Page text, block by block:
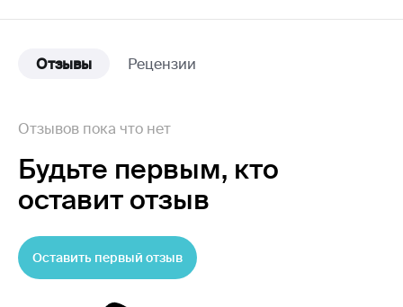
Отзывы Рецензии
Отзывов пока что нет
Будьте первым, кто
оставит отзыв
Оставить первый отзыв